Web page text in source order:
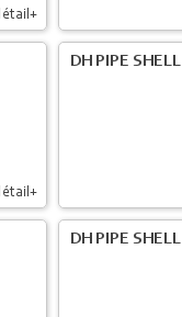
DH PIPE SHELL
DH PIPE